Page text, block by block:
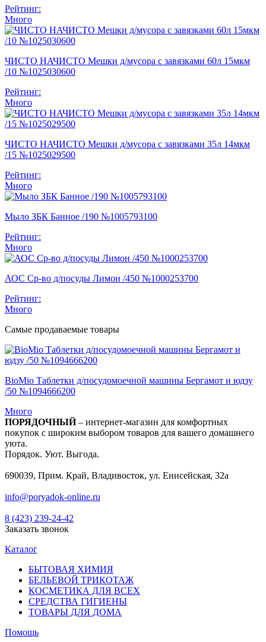
Рейтинг:
Много
ЧИСТО НАЧИСТО Мешки д/мусора с завязками 60л 15мкм
/10 №1025030600
Рейтинг:
Много
ЧИСТО НАЧИСТО Мешки д/мусора с завязками 35л 14мкм
/15 №1025029500
Рейтинг:
Много
Мыло ЗБК Банное /190 №1005793100
Рейтинг:
Много
АОС Ср-во д/посуды Лимон /450 №1000253700
Рейтинг:
Много
Самые продаваемые товары
BioMio Таблетки д/посудомоечной машины Бергамот и юдзу
/50 №1094666200
Много
ПОРЯДОЧНЫЙ– интернет-магазин для комфортных
покупок с широким выбором товаров для вашего домашнего
уюта.
Порядок. Уют. Выгода.
690039, Прим. Край, Владивосток, ул. Енисейская, 32а
info@poryadok-online.ru
8 (423) 239-24-42
Заказать звонок
Каталог
БЫТОВАЯ ХИМИЯ
БЕЛЬЕВОЙ ТРИКОТАЖ
КОСМЕТИКА ДЛЯ ВСЕХ
СРЕДСТВА ГИГИЕНЫ
ТОВАРЫ ДЛЯ ДОМА
Помощь